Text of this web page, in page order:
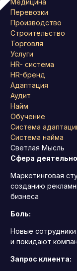
Перевозки
Производство
Строительство
Торговля
Услуги
HR- система
HR-бренд
Адаптация
Аудит
Найм
Обучение
Система
Система найма
Светлая Мысль
Сфера
Маркетинговая
созданию
бизнеса
Боль:
Новые
и покидают
Запрос клиента: